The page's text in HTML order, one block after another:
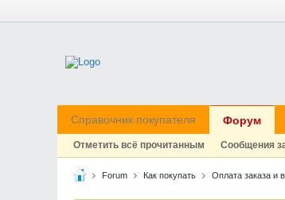
Справочник покупателя Форум
Отметить всё прочитанным Сообщения
Forum Как покупать Оплата заказа и